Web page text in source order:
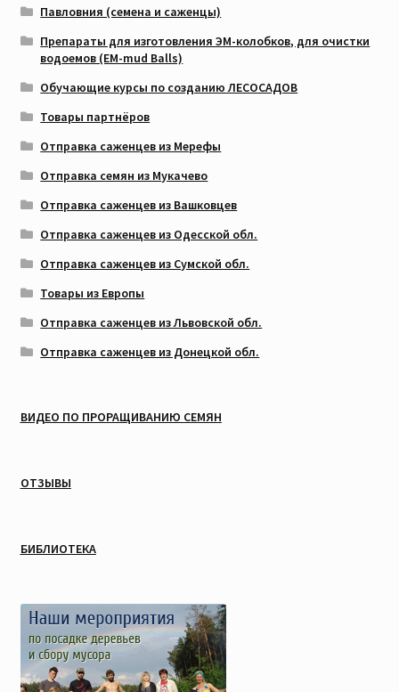
Павловния (семена и саженцы)
Препараты для изготовления ЭМ-колобков, для очистки
водоемов (EM-mud Balls)
Обучающие курсы по созданию ЛЕСОСАДОВ
Товары партнёров
Отправка саженцев из Мерефы
Отправка семян из Мукачево
Отправка саженцев из Вашковцев
Отправка саженцев из Одесской обл.
Отправка саженцев из Сумской обл.
Товары из Европы
Отправка саженцев из Львовской обл.
Отправка саженцев из Донецкой обл.
ВИДЕО ПО ПРОРАЩИВАНИЮ СЕМЯН
ОТЗЫВЫ
БИБЛИОТЕКА